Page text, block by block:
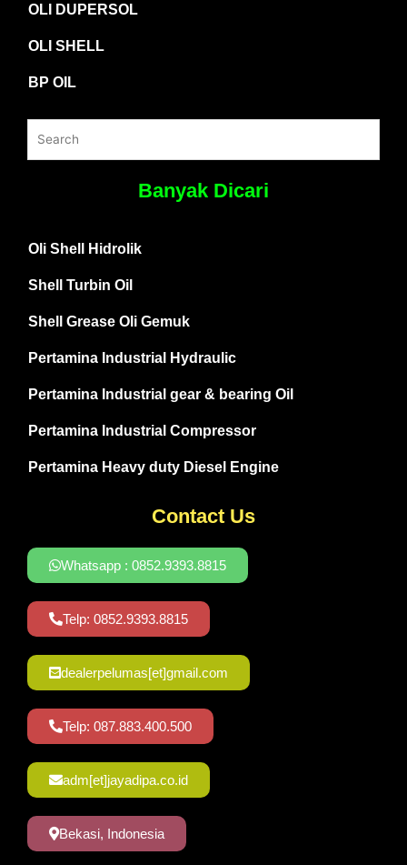
OLI DUPERSOL
OLI SHELL
BP OIL
Banyak Dicari
Oli Shell Hidrolik
Shell Turbin Oil
Shell Grease Oli Gemuk
Pertamina Industrial Hydraulic
Pertamina Industrial gear & bearing Oil
Pertamina Industrial Compressor
Pertamina Heavy duty Diesel Engine
Contact Us
Whatsapp : 0852.9393.8815
Telp: 0852.9393.8815
dealerpelumas[et]gmail.com
Telp: 087.883.400.500
adm[et]jayadipa.co.id
Bekasi, Indonesia